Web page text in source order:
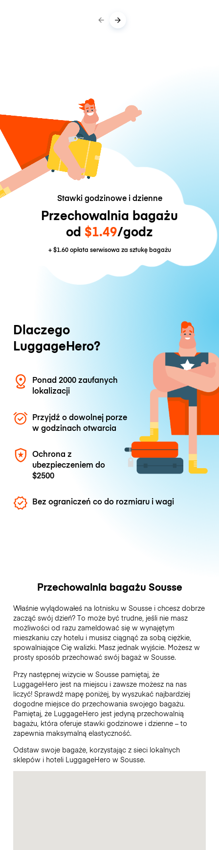
Stawki godzinowe i dzienne
Przechowalnia bagażu
od $1.49/godz
+$1.60opłata serwisowa za sztukę bagażu
Dlaczego
LuggageHero?
Ponad 2000 zaufanych
lokalizacji
Przyjdź o dowolnej porze
w godzinach otwarcia
Ochrona z
ubezpieczeniem do
$2500
Bez ograniczeń co do rozmiaru i wagi
Przechowalnia bagażu Sousse
Właśnie wylądowałeś na lotnisku w Sousse i chcesz dobrze
zacząć swój dzień? To może być trudne, jeśli nie masz
możliwości od razu zameldować się w wynajętym
mieszkaniu czy hotelu i musisz ciągnąć za sobą ciężkie,
spowalniające Cię walizki. Masz jednak wyjście. Możesz w
prosty sposób przechować swój bagaż w Sousse.
Przy następnej wizycie w Sousse pamiętaj, że
LuggageHero jest na miejscu i zawsze możesz na nas
liczyć! Sprawdź mapę poniżej, by wyszukać najbardziej
dogodne miejsce do przechowania swojego bagażu.
Pamiętaj, że LuggageHero jest jedyną przechowalnią
bagażu, która oferuje stawki godzinowe i dzienne – to
zapewnia maksymalną elastyczność.
Odstaw swoje bagaże, korzystając z sieci lokalnych
sklepów i hoteli LuggageHero w Sousse.